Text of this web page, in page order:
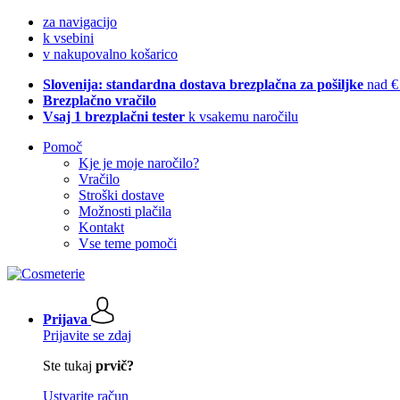
za navigacijo
k vsebini
v nakupovalno košarico
Slovenija: standardna dostava brezplačna za pošiljke nad
Brezplačno vračilo
Vsaj 1 brezplačni tester k vsakemu naročilu
Pomoč
Kje je moje naročilo?
Vračilo
Stroški dostave
Možnosti plačila
Kontakt
Vse teme pomoči
Prijava
Prijavite se zdaj
Ste tukaj prvič?
Ustvarite račun